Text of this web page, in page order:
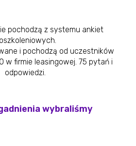
pochodzą z systemu ankiet
i pochodzą od uczestników
w firmie leasingowej. 75 pytań i
odpowiedzi​.
wybraliśmy